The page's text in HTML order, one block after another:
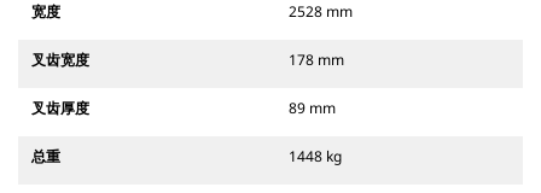
宽度 2528 mm
叉齿宽度 178 mm
叉齿厚度 89 mm
总重 1448 kg